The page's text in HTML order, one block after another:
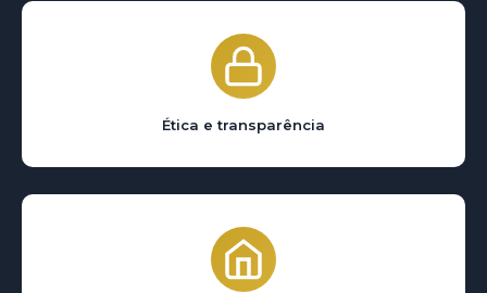
Ética e transparência